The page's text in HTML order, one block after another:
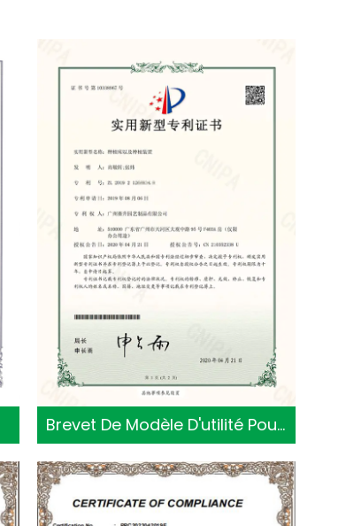
Brevet De Modèle D'utilité Pour Platebande